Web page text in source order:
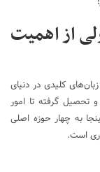
از اهمیت
کلیدی در دنیای
و تحصیل گرفته تا امور
به چهار حوزه اصلی
است.